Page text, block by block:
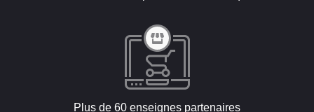
Plus de 60 enseignes partenaires